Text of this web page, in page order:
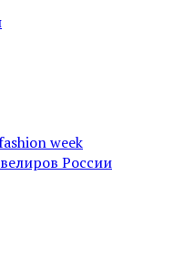
week
России